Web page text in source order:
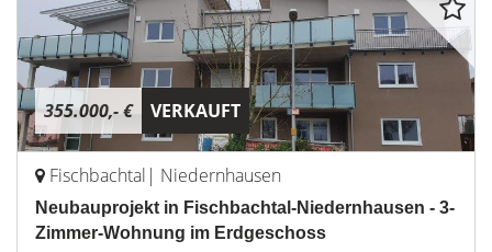
355.000,- € VERKAUFT
Fischbachtal| Niedernhausen
Neubauprojekt in Fischbachtal-Niedernhausen - 3-
Zimmer-Wohnung im Erdgeschoss